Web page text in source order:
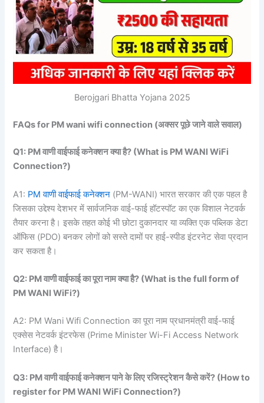
Berojgari Bhatta Yojana 2025
FAQs for PM wani wifi connection (अक्सरपूछेजानेवालेसवाल)
Q1: PMवाणीवाईफाईकनेक्शनक्याहै? (What is PM WANI WiFi
Connection?)
A1: PM वाणी वाईफाई कनेक्शन (PM-WANI) भारत सरकार की एक पहल है
जिसका उद्देश्य देशभर में सार्वजनिक वाई-फाई हॉटस्पॉट का एक विशाल नेटवर्क
तैयार करना है। इसके तहत कोई भी छोटा दुकानदार या व्यक्ति एक पब्लिक डेटा
ऑफिस (PDO) बनकर लोगों को सस्ते दामों पर हाई-स्पीड इंटरनेट सेवा प्रदान
कर सकता है।
Q2: PMवाणीवाईफाईकापूरानामक्याहै? (What is the full form of
PM WANI WiFi?)
A2: PM Wani Wifi Connection का पूरा नाम प्रधानमंत्री वाई-फाई
एक्सेस नेटवर्क इंटरफेस (Prime Minister Wi-Fi Access Network
Interface) है।
Q3: PMवाणीवाईफाईकनेक्शनपानेकेलिएरजिस्ट्रेशनकैसेकरें? (How to
register for PM WANI WiFi Connection?)